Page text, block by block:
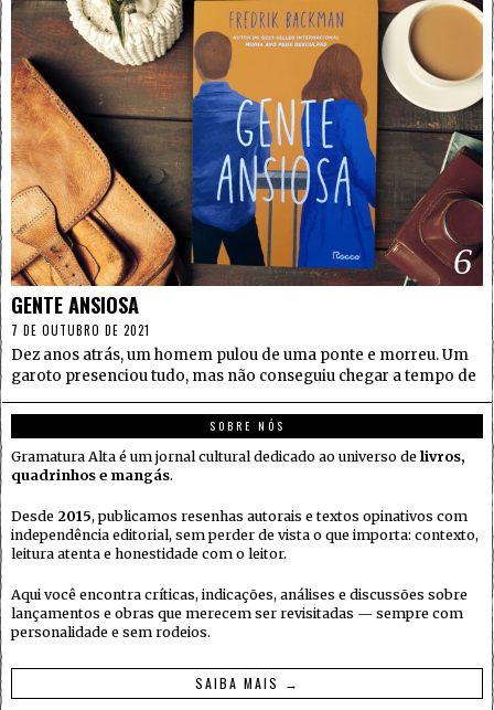
6
GENTE ANSIOSA
7 DE OUTUBRO DE 2021
Dez anos atrás, um homem pulou de uma ponte e morreu. Um
garoto presenciou tudo, mas não conseguiu chegar a tempo de
SOBRE NÓS
Gramatura Alta é um jornal cultural dedicado ao universo de livros,
quadrinhos e mangás.
Desde 2015, publicamos resenhas autorais e textos opinativos com
independência editorial, sem perder de vista o que importa: contexto,
leitura atenta e honestidade com o leitor.
Aqui você encontra críticas, indicações, análises e discussões sobre
lançamentos e obras que merecem ser revisitadas — sempre com
personalidade e sem rodeios.
SAIBA MAIS →